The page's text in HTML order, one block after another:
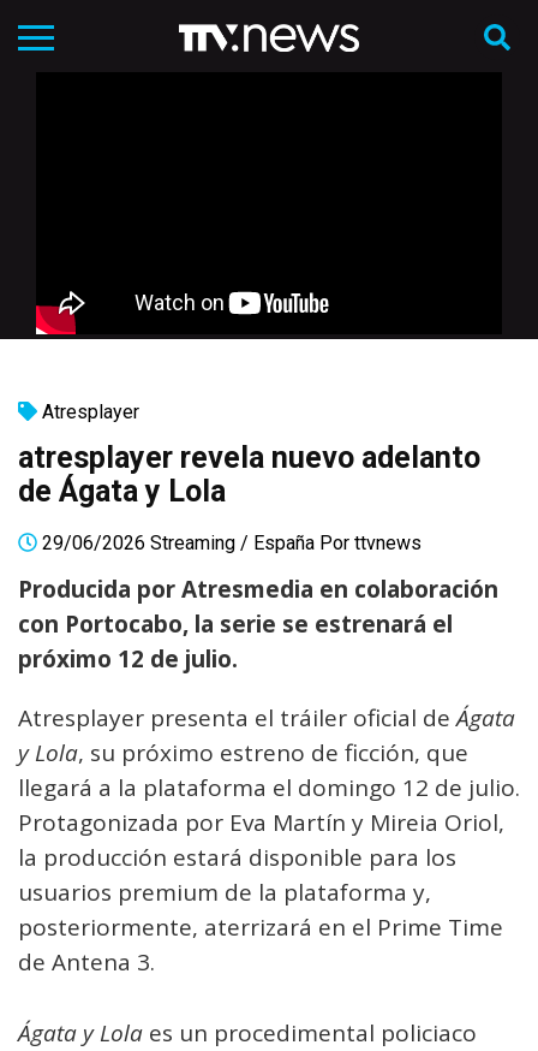
Atresplayer
atresplayer revela nuevo adelanto
de Ágata y Lola
29/06/2026 Streaming / España Por ttvnews
Producida por Atresmedia en colaboración
con Portocabo, la serie se estrenará el
próximo 12 de julio.
Atresplayer presenta el tráiler oficial deÁgata
y Lola, su próximo estreno de ficción, que
llegará a la plataforma el domingo 12 de julio.
Protagonizada por Eva Martín y Mireia Oriol,
la producción estará disponible para los
usuarios premium de la plataforma y,
posteriormente, aterrizará en el Prime Time
de Antena 3.
Ágata y Lola es un procedimental policiaco